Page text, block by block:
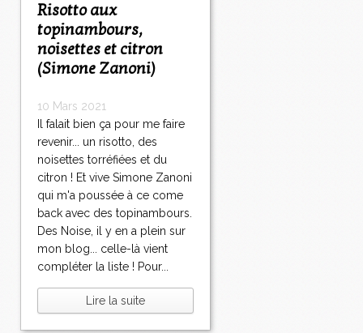
Risotto aux
topinambours,
noisettes et citron
(Simone Zanoni)
10 Mars 2021
Il falait bien ça pour me faire
revenir... un risotto, des
noisettes torréfiées et du
citron ! Et vive Simone Zanoni
qui m'a poussée à ce come
back avec des topinambours.
Des Noise, il y en a plein sur
mon blog... celle-là vient
compléter la liste ! Pour...
Lire la suite